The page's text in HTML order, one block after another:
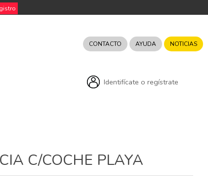
CONTACTO AYUDA NOTICIAS
Identifícate o regístrate
C/COCHE PLAYA